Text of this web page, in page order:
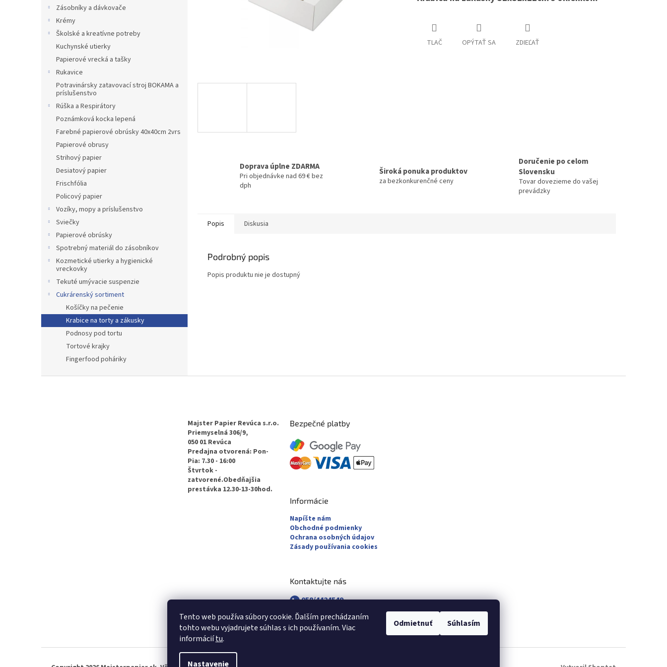
Tento web používa súbory cookie. Ďalším prechádzaním
tohto webu vyjadrujete súhlas s ich používaním. Viac
informáciítu.
Nastavenie
Odmietnuť Súhlasím
Zásobníky a dávkovače
Krémy
Školské a kreatívne potreby
Kuchynské utierky
Papierové vrecká a tašky
Rukavice
Potravinársky zatavovací stroj BOKAMA a
príslušenstvo
Rúška a Respirátory
Poznámková kocka lepená
Farebné papierové obrúsky 40x40cm 2vrs
Papierové obrusy
Strihový papier
Desiatový papier
Frischfólia
Policový papier
Vozíky, mopy a príslušenstvo
Sviečky
Papierové obrúsky
Spotrebný materiál do zásobníkov
Kozmetické utierky a hygienické
vreckovky
Tekuté umývacie suspenzie
Cukrárenský sortiment
Košíčky na pečenie
Krabice na torty a zákusky
Podnosy pod tortu
Tortové krajky
Fingerfood poháriky
TLAČ OPÝTAŤ SA ZDIEĽAŤ
Doprava úplne ZDARMA
Pri objednávke nad 69 € bez
dph
Široká ponuka produktov
za bezkonkurenčné ceny
Doručenie po celom
Slovensku
Tovar dovezieme do vašej
prevádzky
Popis Diskusia
Podrobný popis
Popis produktu nie je dostupný
Majster Papier Revúca s.r.o.
Priemyselná 306/9,
050 01 Revúca
Predajna otvorená: Pon-
Pia: 7.30 - 16:00
Štvrtok -
zatvorené.Obedňajšia
prestávka 12.30-13-30hod.
Bezpečné platby
Informácie
Napíšte nám
Obchodné podmienky
Ochrana osobných údajov
Zásady používania cookies
Kontaktujte nás
058/4424549
058/4882830
revuca@majsterpapier.sk